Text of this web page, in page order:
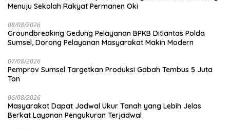
Menuju Sekolah Rakyat Permanen Oki
08/08/2026
Groundbreaking Gedung Pelayanan BPKB Ditlantas Polda
Sumsel, Dorong Pelayanan Masyarakat Makin Modern
07/08/2026
Pemprov Sumsel Targetkan Produksi Gabah Tembus 5 Juta
Ton
06/08/2026
Masyarakat Dapat Jadwal Ukur Tanah yang Lebih Jelas
Berkat Layanan Pengukuran Terjadwal